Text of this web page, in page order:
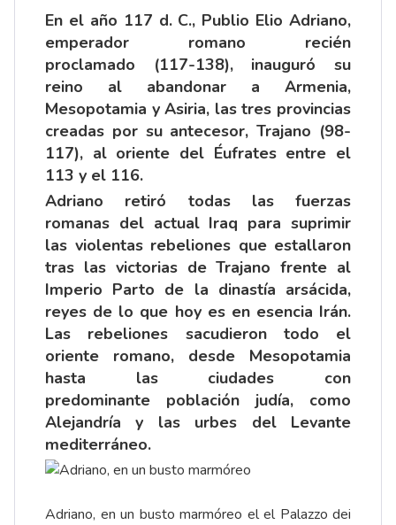
En el año 117 d. C., Publio Elio Adriano,
emperador romano recién
proclamado (117-138), inauguró su
reino al abandonar a Armenia,
Mesopotamia y Asiria, las tres provincias
creadas por su antecesor, Trajano (98-
117), al oriente del Éufrates entre el
113 y el 116.
Adriano retiró todas las fuerzas
romanas del actual Iraq para suprimir
las violentas rebeliones que estallaron
tras las victorias de Trajano frente al
Imperio Parto de la dinastía arsácida,
reyes de lo que hoy es en esencia Irán.
Las rebeliones sacudieron todo el
oriente romano, desde Mesopotamia
hasta las ciudades con
predominante población judía, como
Alejandría y las urbes del Levante
mediterráneo.
Adriano, en un busto marmóreo el el Palazzo dei